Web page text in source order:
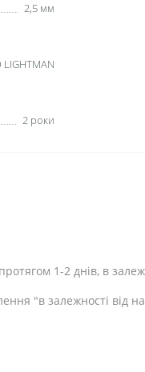
2,5 мм
LIGHTMAN
2 роки
1-2 днів, в
"в залежності від